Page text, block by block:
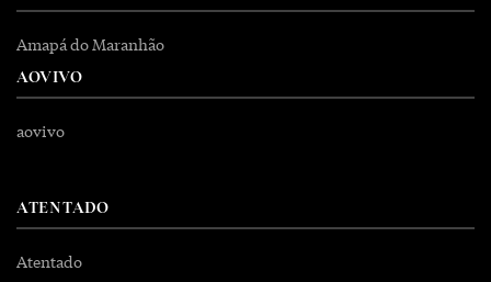
Amapá do Maranhão
AOVIVO
aovivo
ATENTADO
Atentado